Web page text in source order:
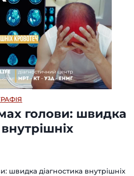
голови: швидка
швидка діагностика внутрішніх